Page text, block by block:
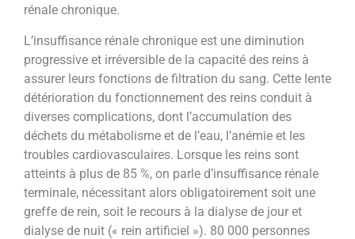
rénale chronique.
L’insuffisance rénale chronique est une diminution
progressive et irréversible de la capacité des reins à
assurer leurs fonctions de filtration du sang. Cette lente
détérioration du fonctionnement des reins conduit à
diverses complications, dont l’accumulation des
déchets du métabolisme et de l’eau, l’anémie et les
troubles cardiovasculaires. Lorsque les reins sont
atteints à plus de 85 %, on parle d’insuffisance rénale
terminale, nécessitant alors obligatoirement soit une
greffe de rein, soit le recours à la dialyse de jour et
dialyse de nuit (« rein artificiel »). 80 000 personnes